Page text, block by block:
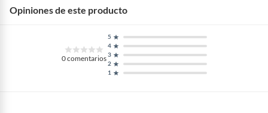
procesamiento (GHz)
4GB
Opiniones de este producto
0comentarios
1
2
3
4
5